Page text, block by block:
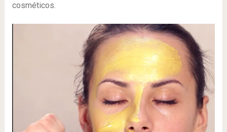
cosméticos.